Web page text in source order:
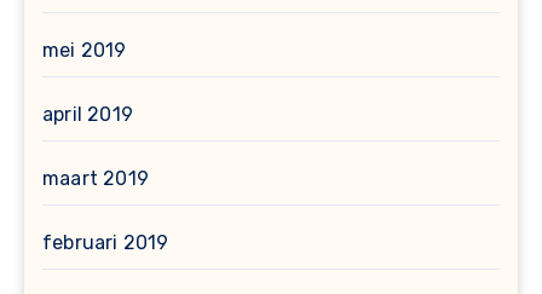
mei 2019
april 2019
maart 2019
februari 2019